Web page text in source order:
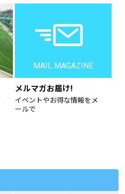
MAIL MAGAZINE
メルマガお届け!
イベントやお得な情報をメ
ールで